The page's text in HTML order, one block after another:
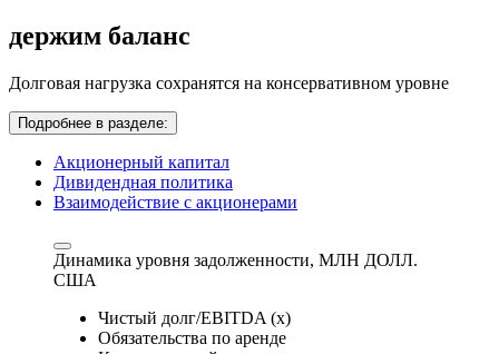
держим баланс
Долговая нагрузка сохранятся на консервативном уровне
Подробнее в разделе:
Акционерный капитал
Дивидендная политика
Взаимодействие с акционерами
Динамика уровня задолженности, МЛН ДОЛЛ.
США
Чистый долг/EBITDA (x)
Обязательства по аренде